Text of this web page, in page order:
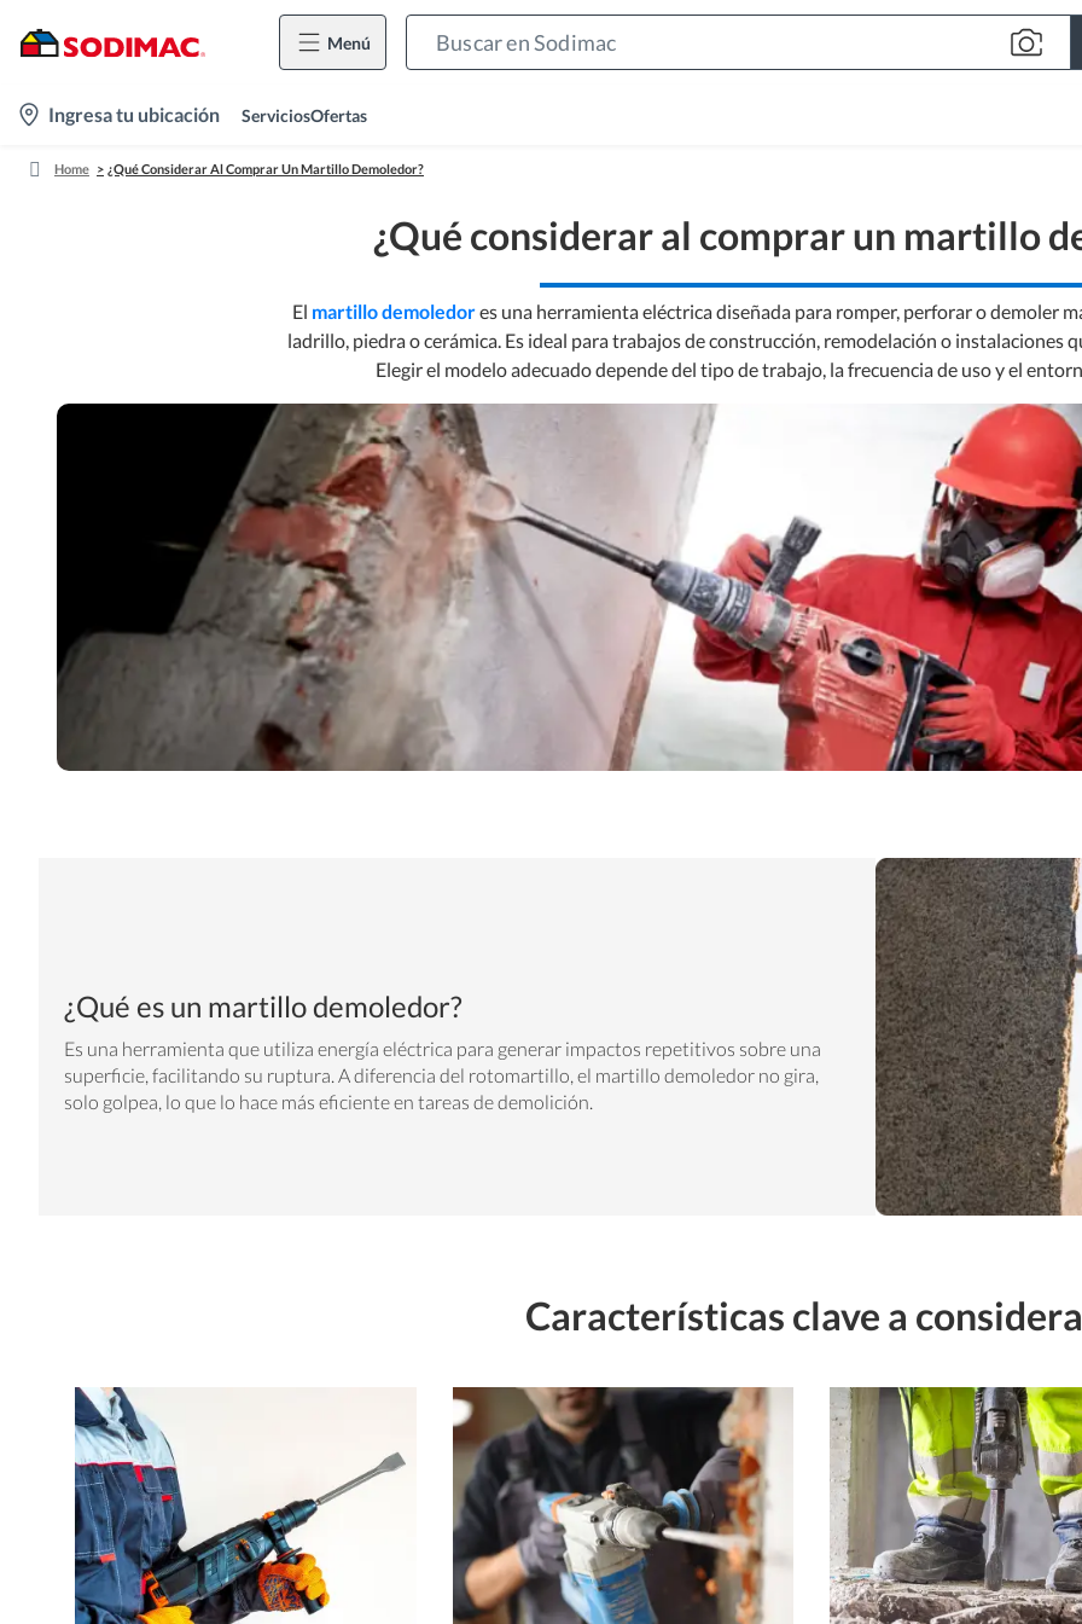
Menú
location-
Ingresa tu ubicación ServiciosOfertas
Home ¿Qué Considerar Al Comprar Un Martillo Demoledor?
¿Qué considerar al comprar un martillo
El martillo demoledores una herramienta eléctrica diseñada para romper, perforar o demoler
ladrillo, piedra o cerámica. Es ideal para trabajos de construcción, remodelación o instalaciones
Elegir el modelo adecuado depende del tipo de trabajo, la frecuencia de uso y el
¿Qué es un martillo demoledor?
Es una herramienta que utiliza energía eléctrica para generar impactos repetitivos sobre una
superficie, facilitando su ruptura. A diferencia del rotomartillo, el martillo demoledor no gira,
solo golpea, lo que lo hace más eficiente en tareas de demolición.
Características clave a